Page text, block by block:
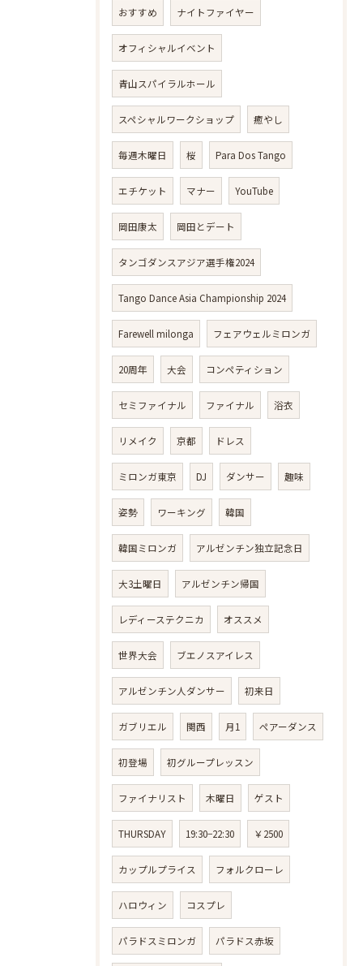
おすすめ ナイトファイヤー
オフィシャルイベント
青山スパイラルホール
スペシャルワークショップ 癒やし
毎週木曜日 桜 Para Dos Tango
エチケット マナー YouTube
岡田康太 岡田とデート
タンゴダンスアジア選手権2024
Tango Dance Asia Championship 2024
Farewell milonga フェアウェルミロンガ
20周年 大会 コンペティション
セミファイナル ファイナル 浴衣
リメイク 京都 ドレス
ミロンガ東京 DJ ダンサー 趣味
姿勢 ワーキング 韓国
韓国ミロンガ アルゼンチン独立記念日
大3土曜日 アルゼンチン帰国
レディーステクニカ オススメ
世界大会 ブエノスアイレス
アルゼンチン人ダンサー 初来日
ガブリエル 関西 月1 ペアーダンス
初登場 初グループレッスン
ファイナリスト 木曜日 ゲスト
THURSDAY 19:30−22:30 ￥2500
カップルプライス フォルクローレ
ハロウィン コスプレ
パラドスミロンガ パラドス赤坂